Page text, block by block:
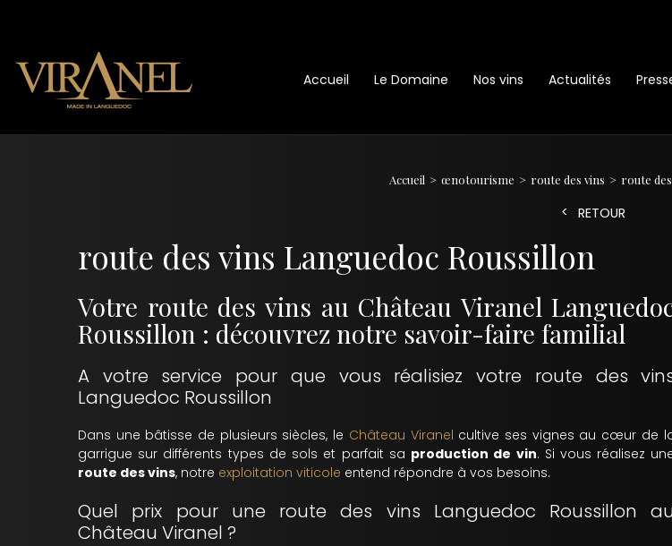
Accueil Le Domaine Nos vins Actualités
Accueil œnotourisme route des vins route
RETOUR
route des vins Languedoc Roussillon
Votre route des vins au Château Viranel
Roussillon : découvrez notre savoir-faire familial
A votre service pour que vous réalisiez votre route des
Languedoc Roussillon
Dans une bâtisse de plusieurs siècles, le Château Viranel cultive ses vignes au cœur de
garrigue sur différents types de sols et parfait sa production de vin. Si vous réalisez
route des vins, notre exploitation viticole entend répondre à vos besoins.
Quel prix pour une route des vins Languedoc Roussillon
Château Viranel ?